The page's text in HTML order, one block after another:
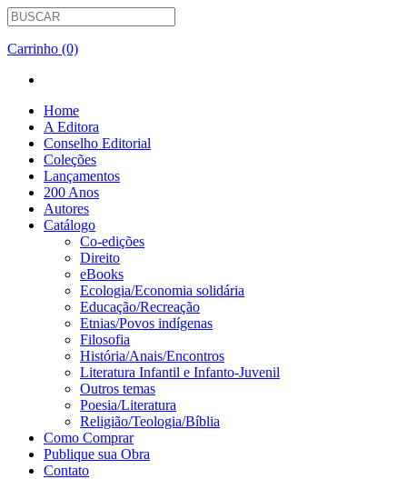
Carrinho (0)
Home
A Editora
Conselho Editorial
Coleções
Lançamentos
200 Anos
Autores
Catálogo
Co-edições
Direito
eBooks
Ecologia/Economia solidária
Educação/Recreação
Etnias/Povos indígenas
Filosofia
História/Anais/Encontros
Literatura Infantil e Infanto-Juvenil
Outros temas
Poesia/Literatura
Religião/Teologia/Bíblia
Como Comprar
Publique sua Obra
Contato